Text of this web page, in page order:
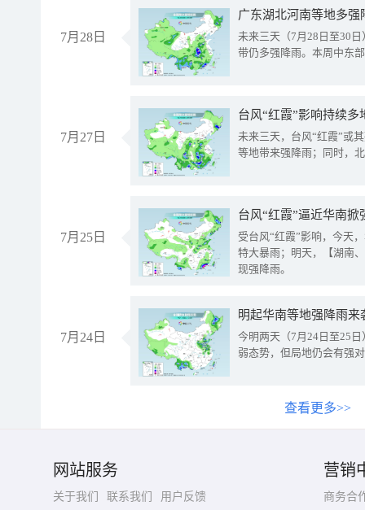
7月28日
广东湖北河南等地多
未来三天（7月28日至30
带仍多强降雨。本周中东
7月27日
台风“红霞”影响持续
未来三天，台风“红霞”或
等地带来强降雨；同时，
7月25日
台风“红霞”逼近华南
受台风“红霞”影响，今天
特大暴雨；明天，【湖南
现强降雨。
7月24日
明起华南等地强降雨
今明两天（7月24日至25
弱态势，但局地仍会有强
查看更多>>
网站服务
关于我们 联系我们
用户反馈
营销
商务合